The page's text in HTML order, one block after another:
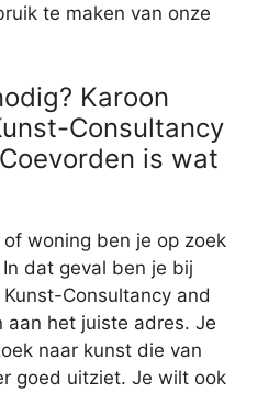
te maken van onze
Karoon
Consultancy
is wat
woning ben je op zoek
dat geval ben je bij
Consultancy and
aan het juiste adres. Je
naar kunst die van
goed uitziet. Je wilt ook